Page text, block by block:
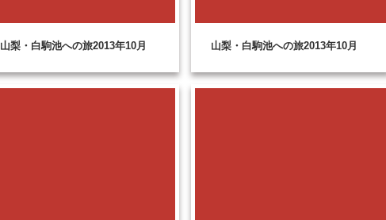
山梨・白駒池への旅2013年10月 山梨・白駒池への旅2013年10月